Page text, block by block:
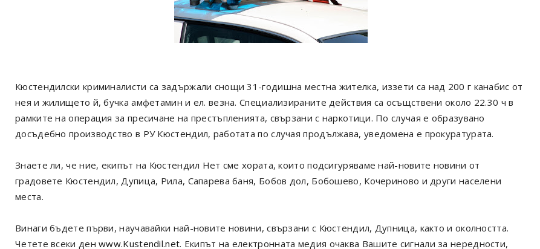
Кюстендилски криминалисти са задържали снощи 31-годишна местна жителка, иззети са над 200 г канабис от
нея и жилището й, бучка амфетамин и ел. везна. Специализираните действия са осъщствени около 22.30 ч в
рамките на операция за пресичане на престъпленията, свързани с наркотици. По случая е образувано
досъдебно производство в РУ Кюстендил, работата по случая продължава, уведомена е прокуратурата.
Знаете ли, че ние, екипът на Кюстендил Нет сме хората, които подсигуряваме най-новите новини от
градовете Кюстендил, Дупица, Рила, Сапарева баня, Бобов дол, Бобошево, Кочериново и други населени
места.
Винаги бъдете първи, научавайки най-новите новини, свързани с Кюстендил, Дупница, както и околността.
Четете всеки денwww.Kustendil.net. Екипът на електронната медия очаква Вашите сигнали за нередности,